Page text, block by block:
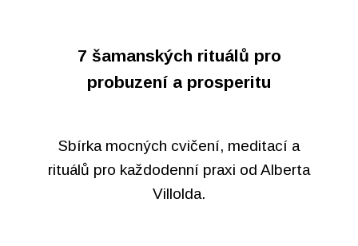
7 šamanských rituálů pro
probuzení a prosperitu
Sbírka mocných cvičení, meditací a
rituálů pro každodenní praxi od Alberta
Villolda.